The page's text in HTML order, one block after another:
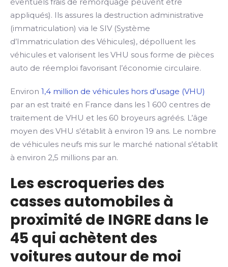
appliqués). Ils assures la destruction administrative
(immatriculation) via le SIV (Système
d’Immatriculation des Véhicules), dépolluent les
véhicules et valorisent les VHU sous forme de pièces
auto de réemploi favorisant l’économie circulaire.
Environ 1,4 million de véhicules hors d’usage (VHU)
par an est traité en France dans les 1 600 centres de
traitement de VHU et les 60 broyeurs agréés. L’âge
moyen des VHU s’établit à environ 19 ans. Le nombre
de véhicules neufs mis sur le marché national s’établit
à environ 2,5 millions par an.
Les escroqueries des
casses automobiles à
proximité de INGRE dans le
45 qui achètent des
voitures autour de moi